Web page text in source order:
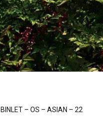
BINLET – OS – ASIAN – 22